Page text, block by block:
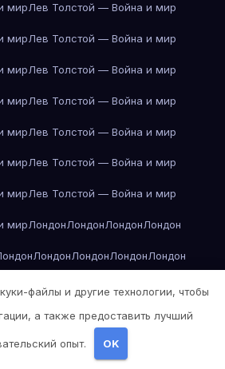
мирЛев Толстой — Война и мир
мирЛев Толстой — Война и мир
мирЛев Толстой — Война и мир
мирЛев Толстой — Война и мир
мирЛев Толстой — Война и мир
мирЛев Толстой — Война и мир
мирЛев Толстой — Война и мир
мирЛондонЛондонЛондонЛондон
ЛондонЛондонЛондонЛондон
Лос-Анджелес
Лос-АнджелесЛос-Анджелес
Лос-АнджелесЛос-Анджелес
файлы и другие технологии, чтобы
а также предоставить лучший
опыт. OK